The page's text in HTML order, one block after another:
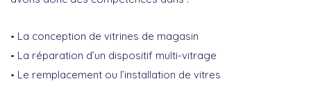
La conception de vitrines de magasin
La réparation d’un dispositif multi-vitrage
Le remplacement ou l’installation de vitres